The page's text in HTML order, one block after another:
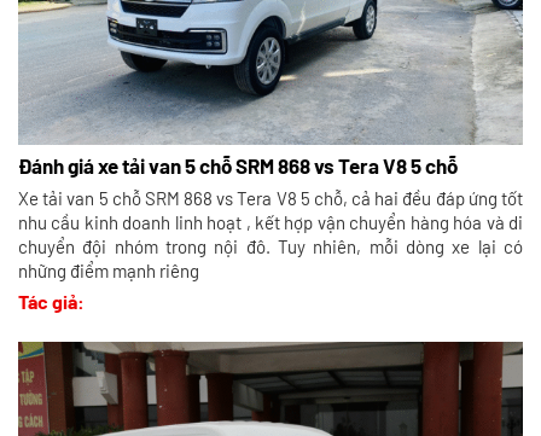
Đánh giá xe tải van 5 chỗ SRM 868 vs Tera V8 5 chỗ
Xe tải van 5 chỗ SRM 868 vs Tera V8 5 chỗ, cả hai đều đáp ứng tốt
nhu cầu kinh doanh linh hoạt , kết hợp vận chuyển hàng hóa và di
chuyển đội nhóm trong nội đô. Tuy nhiên, mỗi dòng xe lại có
những điểm mạnh riêng
Tác giả: